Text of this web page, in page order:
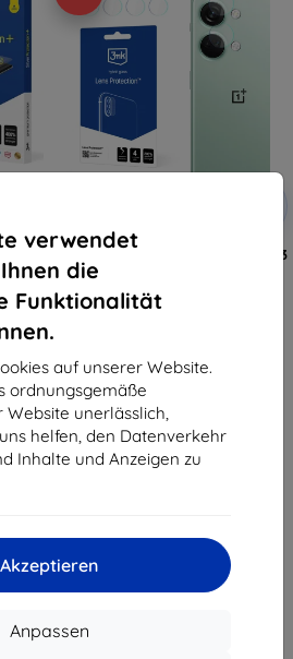
verwendet
die
Funktionalität
auf unserer Website.
ordnungsgemäße
unerlässlich,
helfen, den Datenverkehr
Inhalte und Anzeigen zu
Akzeptieren
Anpassen
3
3MK Lens Protect OnePlus Nord 3
5G Kameralinsenschutz 4 Stück
8,90 €
7,12 €